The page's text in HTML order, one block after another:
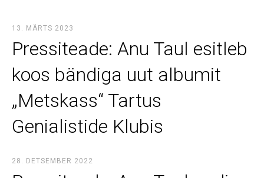
13. MÄRTS 2023
Pressiteade: Anu Taul esitleb
koos bändiga uut albumit
„Metskass“ Tartus
Genialistide Klubis
28. DETSEMBER 2022